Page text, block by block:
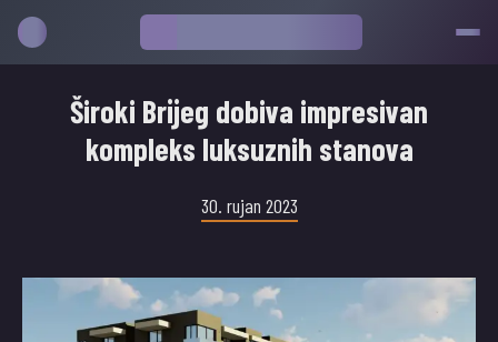
Široki Brijeg dobiva impresivan
kompleks luksuznih stanova
30. rujan 2023